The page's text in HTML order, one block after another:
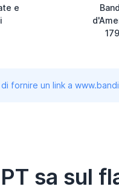
e
fornire un link a
sa sul